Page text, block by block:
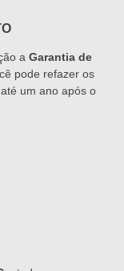
a Garantia de
pode refazer os
um ano após o